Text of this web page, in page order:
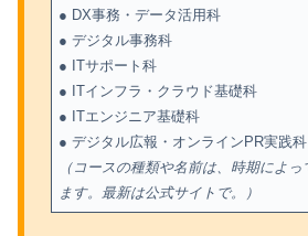
● DX事務・データ活用科
● デジタル事務科
● ITサポート科
● ITインフラ・クラウド基礎科
● ITエンジニア基礎科
● デジタル広報・オンラインPR実践科
（コースの種類や名前は、時期によ
ます。最新は公式サイトで。）